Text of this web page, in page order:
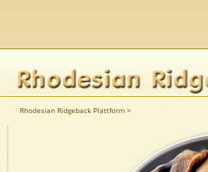
Rhodesian Ridgeback Plattform >